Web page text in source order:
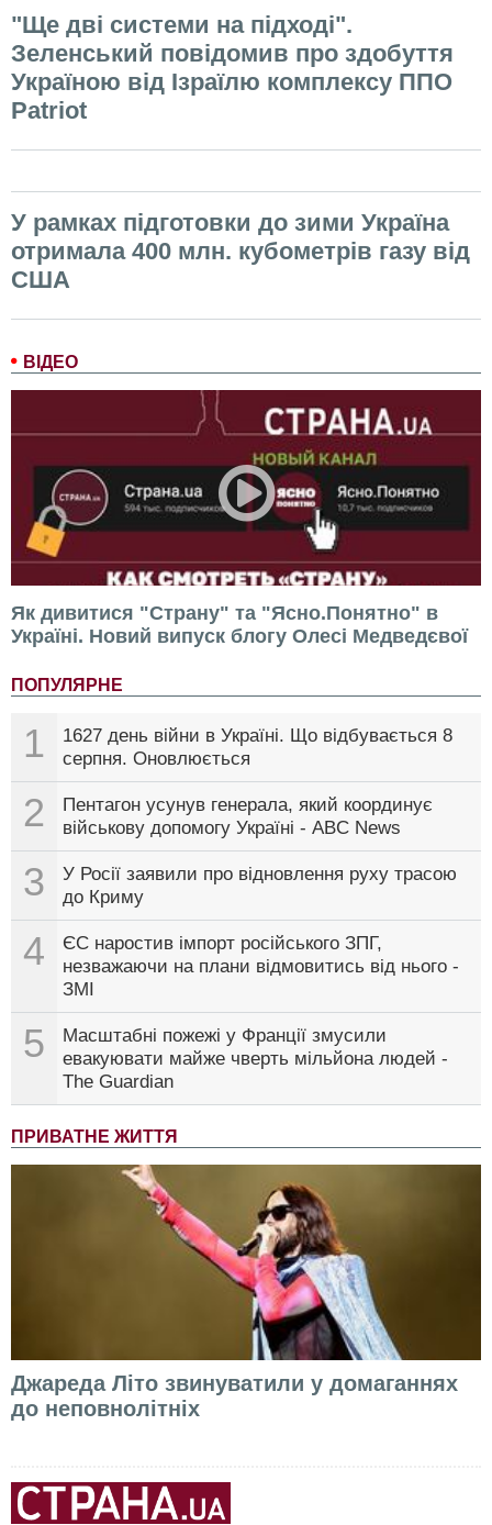
ВІДЕО
Як дивитися "Страну" та "Ясно.Понятно" в
Україні. Новий випуск блогу Олесі Медведєвої
ПОПУЛЯРНЕ
1
1627 день війни в Україні. Що відбувається 8
серпня. Оновлюється
2
Пентагон усунув генерала, який координує
військову допомогу Україні - ABC News
3
У Росії заявили про відновлення руху трасою
до Криму
4
ЄС наростив імпорт російського ЗПГ,
незважаючи на плани відмовитись від нього -
ЗМІ
5
Масштабні пожежі у Франції змусили
евакуювати майже чверть мільйона людей -
The Guardian
ПРИВАТНЕ ЖИТТЯ
Джареда Літо звинуватили у домаганнях
до неповнолітніх
"Ще дві системи на підході".
Зеленський повідомив про здобуття
Україною від Ізраїлю комплексу ППО
Patriot
У рамках підготовки до зими Україна
отримала 400 млн. кубометрів газу від
США